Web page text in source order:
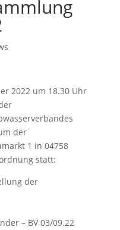
2022 um 18.30 Uhr
der
1 in 04758
statt:
der
– BV 03/09.22